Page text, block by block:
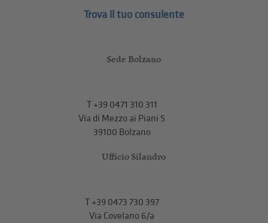
Trova il tuo consulente
Sede Bolzano
T+39 0471 310 311
Via di Mezzo ai Piani 5
39100 Bolzano
Ufficio Silandro
T+39 0473 730 397
Via Covelano 6/a